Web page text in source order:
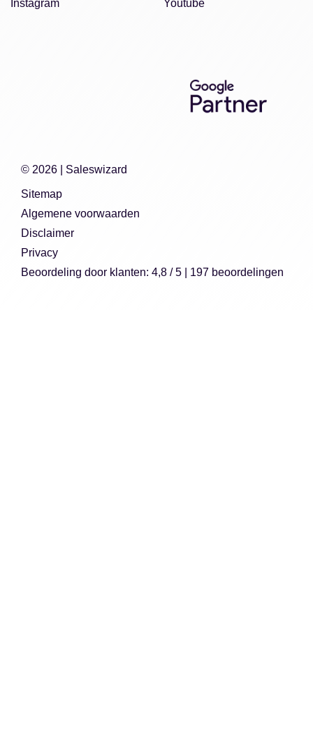
Instagram Youtube
© 2026 | Saleswizard
Sitemap
Algemene voorwaarden
Disclaimer
Privacy
Beoordeling door klanten: 4,8 /5 197 beoordelingen